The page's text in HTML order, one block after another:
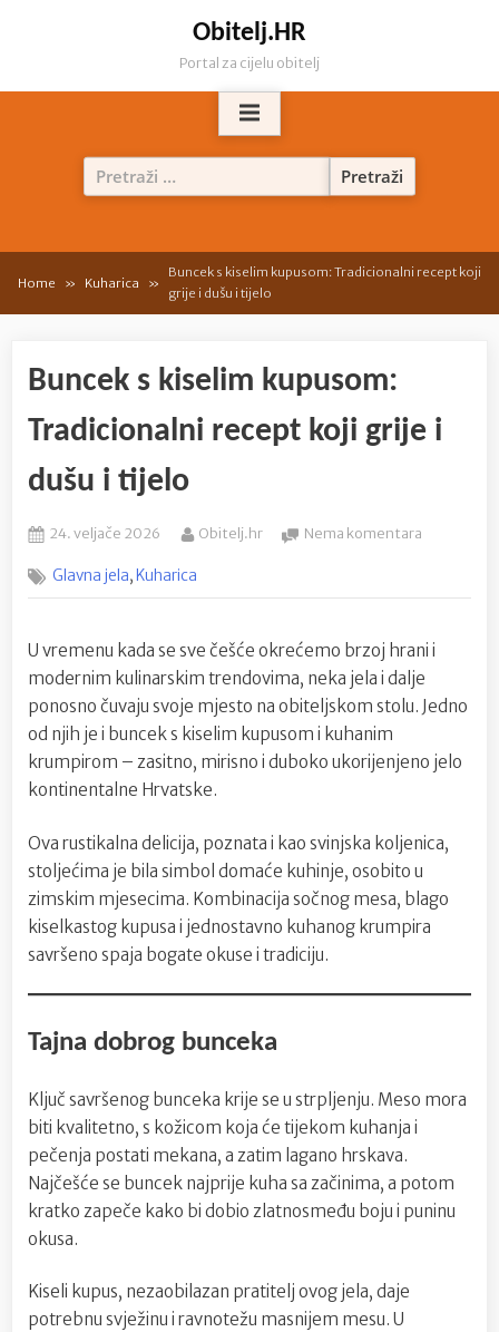
Obitelj.HR
Portal za cijelu obitelj
Pretraži:
Home Kuharica
Buncek s kiselim kupusom: Tradicionalni recept koji
grije i dušu i tijelo
Buncek s kiselim kupusom:
Tradicionalni recept koji grije i
dušu i tijelo
Posted
24. veljače 2026 By
Obitelj.hr Nema komentara
kiselim
recept
koji
grije
dušu
Glavna jela,Kuharica
U vremenu kada se sve češće okrećemo brzoj hrani i
modernim kulinarskim trendovima, neka jela i dalje
ponosno čuvaju svoje mjesto na obiteljskom stolu. Jedno
od njih je i buncek s kiselim kupusom i kuhanim
krumpirom – zasitno, mirisno i duboko ukorijenjeno jelo
kontinentalne Hrvatske.
Ova rustikalna delicija, poznata i kao svinjska koljenica,
stoljećima je bila simbol domaće kuhinje, osobito u
zimskim mjesecima. Kombinacija sočnog mesa, blago
kiselkastog kupusa i jednostavno kuhanog krumpira
savršeno spaja bogate okuse i tradiciju.
Tajna dobrog bunceka
Ključ savršenog bunceka krije se u strpljenju. Meso mora
biti kvalitetno, s kožicom koja će tijekom kuhanja i
pečenja postati mekana, a zatim lagano hrskava.
Najčešće se buncek najprije kuha sa začinima, a potom
kratko zapeče kako bi dobio zlatnosmeđu boju i puninu
okusa.
Kiseli kupus, nezaobilazan pratitelj ovog jela, daje
potrebnu svježinu i ravnotežu masnijem mesu. U